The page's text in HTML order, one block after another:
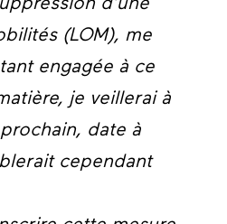
(LOM), me
engagée à ce
je veillerai à
date à
cependant